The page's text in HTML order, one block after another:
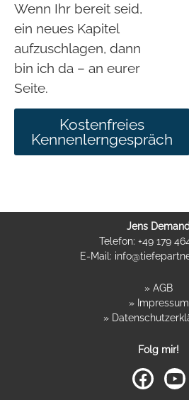
Wenn Ihr bereit seid,
ein neues Kapitel
aufzuschlagen, dann
bin ich da – an eurer
Seite.
Kostenfreies
Kennenlerngespräch
Jens
Telefon: +49 179
E-Mail:
» AGB
» Impressum
»
Folg mir!